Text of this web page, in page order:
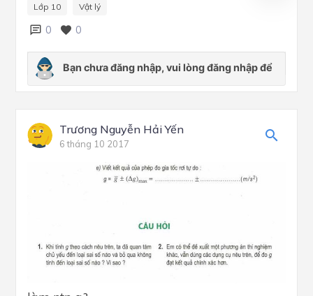
Lớp 10 Vật lý
0 0
Trương Nguyễn Hải Yến
6 tháng 10 2017